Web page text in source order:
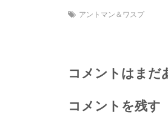
アントマン＆ワスプ
コメントはまだ
コメントを残す